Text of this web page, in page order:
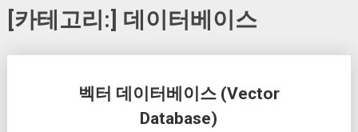
[카테고리:] 데이터베이스
벡터 데이터베이스 (Vector
Database)
navigation